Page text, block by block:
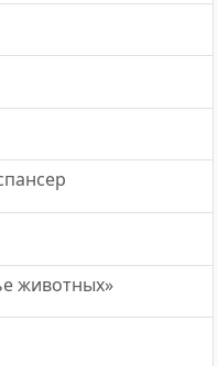
животных»